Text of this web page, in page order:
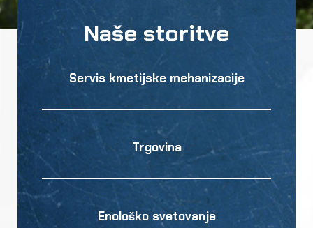
Naše storitve
Servis kmetijske mehanizacije
Trgovina
Enološko svetovanje